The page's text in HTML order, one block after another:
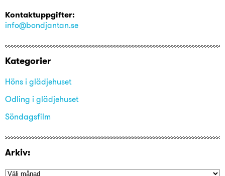
Kontaktuppgifter:
info@bondjantan.se
Kategorier
Höns i glädjehuset
Odling i glädjehuset
Söndagsfilm
Arkiv: